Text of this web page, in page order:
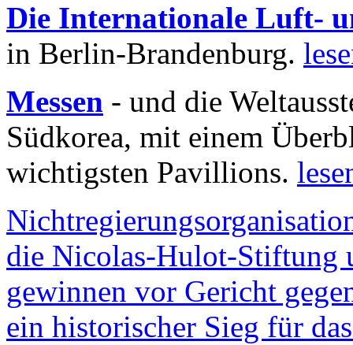
Die Internationale Luft-
in Berlin-Brandenburg.
Messen - und die
Südkorea, mit einem
wichtigsten Pavillions.
die Nicolas-Hulot-Stiftung
gewinnen vor Gericht
ein historischer Sieg für